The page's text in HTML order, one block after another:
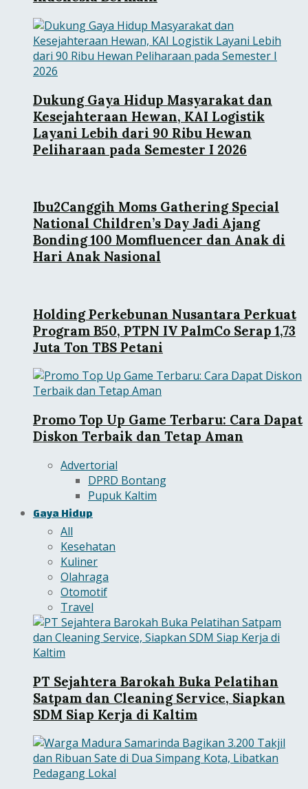
Dukung Gaya Hidup Masyarakat dan
Kesejahteraan Hewan, KAI Logistik
Layani Lebih dari 90 Ribu Hewan
Peliharaan pada Semester I 2026
Ibu2Canggih Moms Gathering Special
National Children’s Day Jadi Ajang
Bonding 100 Momfluencer dan Anak di
Hari Anak Nasional
Holding Perkebunan Nusantara Perkuat
Program B50, PTPN IV PalmCo Serap 1,73
Juta Ton TBS Petani
Promo Top Up Game Terbaru: Cara Dapat
Diskon Terbaik dan Tetap Aman
Advertorial
DPRD Bontang
Pupuk Kaltim
Gaya Hidup
All
Kesehatan
Kuliner
Olahraga
Otomotif
Travel
PT Sejahtera Barokah Buka Pelatihan
Satpam dan Cleaning Service, Siapkan
SDM Siap Kerja di Kaltim